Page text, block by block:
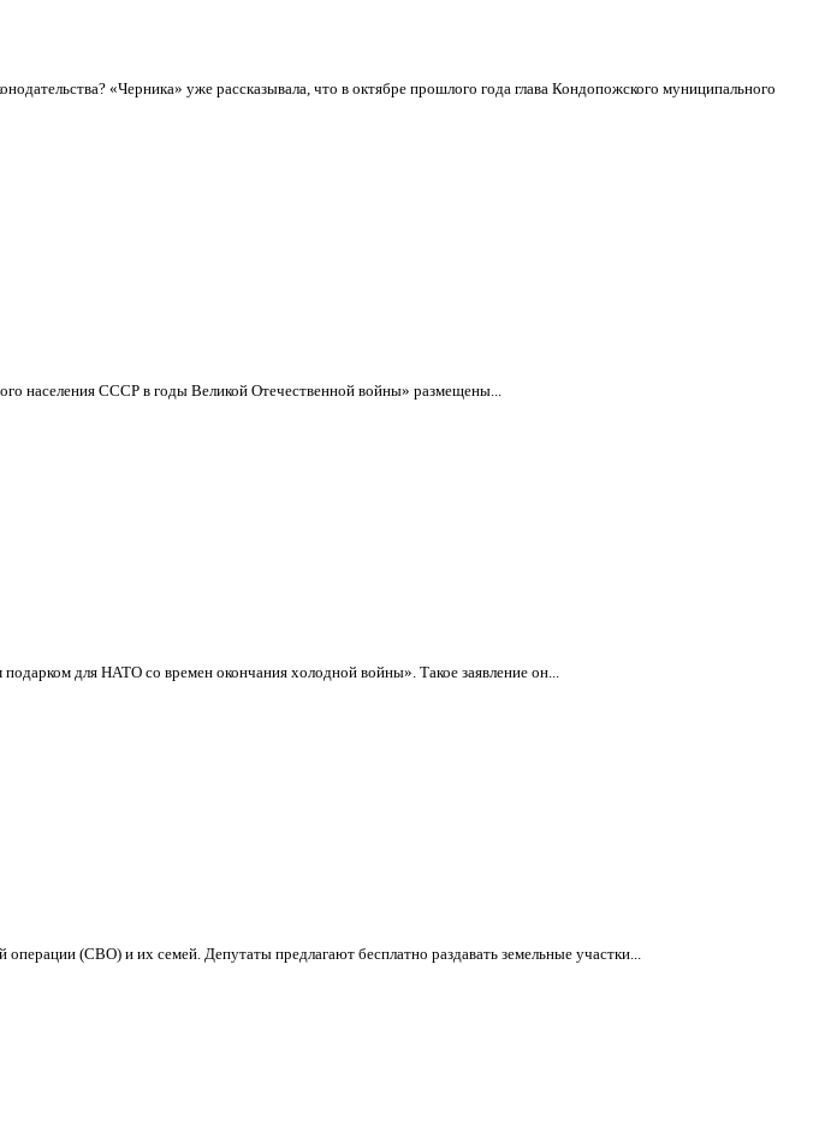
«Черника» уже рассказывала, что в октябре прошлого года глава Кондопожского муниципального
населения СССР в годы Великой Отечественной войны» размещены...
для НАТО со времен окончания холодной войны». Такое заявление он...
(СВО) и их семей. Депутаты предлагают бесплатно раздавать земельные участки...